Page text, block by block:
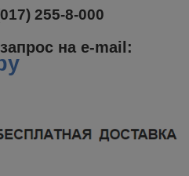
255-8-000
на e-mail :